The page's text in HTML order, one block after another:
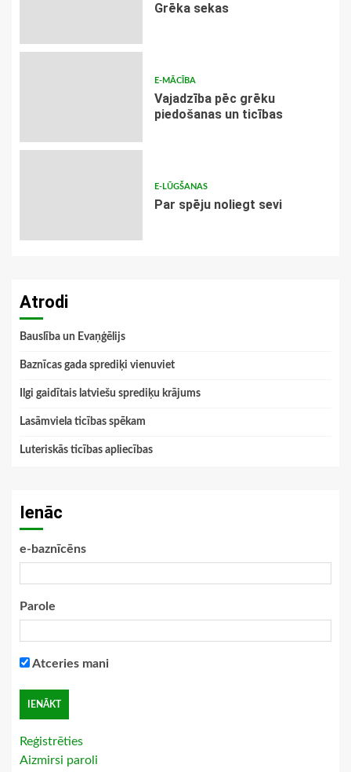
Grēka sekas
E-MĀCĪBA
Vajadzība pēc grēku
piedošanas un ticības
E-LŪGŠANAS
Par spēju noliegt sevi
Atrodi
Bauslība un Evaņģēlijs
Baznīcas gada sprediķi vienuviet
Ilgi gaidītais latviešu sprediķu krājums
Lasāmviela ticības spēkam
Luteriskās ticības apliecības
Ienāc
e-baznīcēns
Parole
Atceries mani
Reģistrēties
Aizmirsi paroli